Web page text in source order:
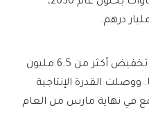
وستبلغ قدرته الإنتاجية 5000 ميجاوات بحلول عام 2030،
سيسهم المجمع عند اكتماله في تخفيض أكثر من 6.5 مليون
ووصلت القدرة الإنتاجية
في نهاية مارس من العام